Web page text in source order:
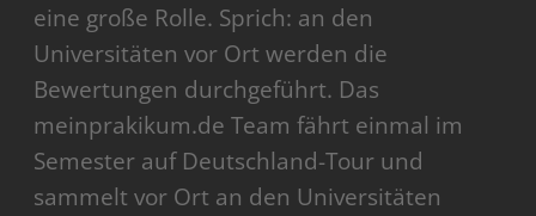
eine große Rolle. Sprich: an den
Universitäten vor Ort werden die
Bewertungen durchgeführt. Das
meinprakikum.de Team fährt einmal im
Semester auf Deutschland-Tour und
sammelt vor Ort an den Universitäten